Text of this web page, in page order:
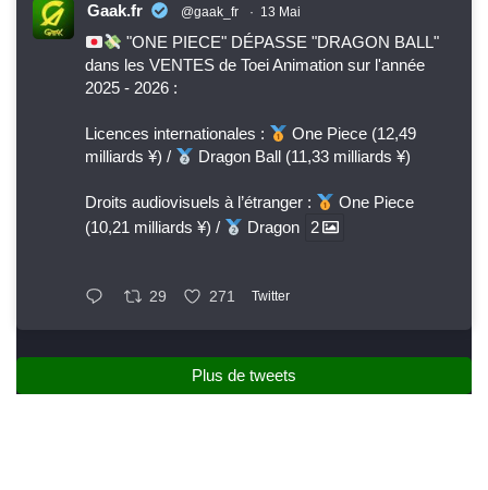
Gaak.fr @gaak_fr · 13 Mai
"ONE PIECE" DÉPASSE "DRAGON BALL"
dans les VENTES de Toei Animation sur l'année
2025 - 2026 :
Licences internationales :
One Piece (12,49
milliards ¥) /
Dragon Ball (11,33 milliards ¥)
Droits audiovisuels à l’étranger :
One Piece
(10,21 milliards ¥) /
Dragon 2
29 271 Twitter
Plus de tweets